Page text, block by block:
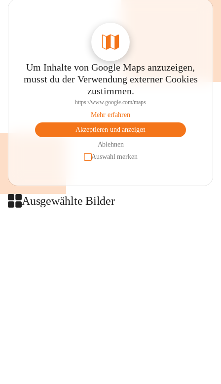
Um Inhalte von Google Maps anzuzeigen,
musst du der Verwendung externer Cookies
zustimmen.
https://www.google.com/maps
Mehr erfahren
Akzeptieren und anzeigen
Ablehnen
Auswahl merken
Ausgewählte Bilder